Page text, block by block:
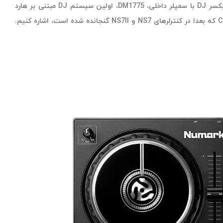
صدها محصول برای اولین بار در صنعت بوده است. برای این منظور میتوانیم به محصولاتی چون اولین میکسر DJ با سمپلر داخلی، DM1775، اولین سیستم DJ مبتنی بر هارد
دیسک، HDCD1، اولین سیستم‌های DJ مجهز به iOS، اولین سارفیس کنترل موتورایز شده DJ و iDJ و CDX که بعدا در کنترلرهای NS7 و NS7II گنجانده شده است، اشاره کنیم.